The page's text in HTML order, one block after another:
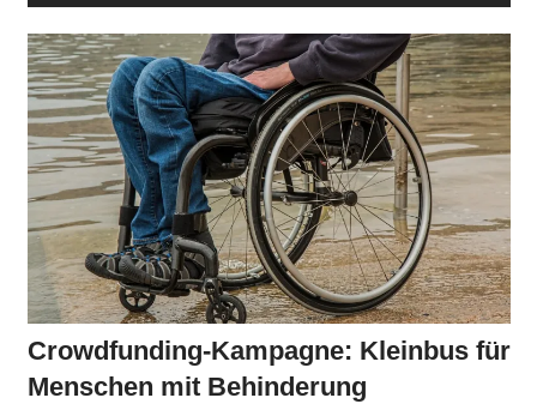
Crowdfunding-Kampagne: Kleinbus für
Menschen mit Behinderung